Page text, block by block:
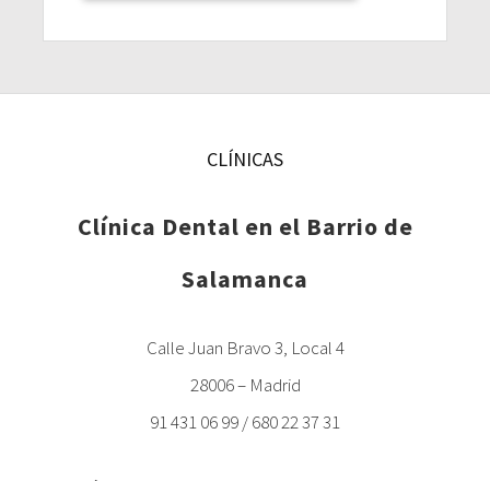
CLÍNICAS
Clínica Dental en el Barrio de
Salamanca
Calle Juan Bravo 3, Local 4
28006 – Madrid
91 431 06 99 / 680 22 37 31